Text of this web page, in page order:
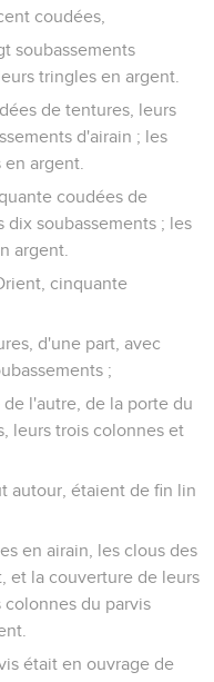
coudées,
soubassements
tringles en argent.
de tentures, leurs
d'airain ; les
argent.
coudées de
soubassements ; les
argent.
cinquante
d'une part, avec
;
l'autre, de la porte du
leurs trois colonnes et
autour, étaient de fin lin
en airain, les clous des
et la couverture de leurs
du parvis
était en ouvrage de